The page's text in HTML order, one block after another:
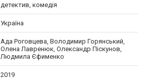
детектив, комедія
Україна
Ада Роговцева, Володимир Горянський,
Олена Лавренюк, Олександр Піскунов,
Людмила Єфименко
2019